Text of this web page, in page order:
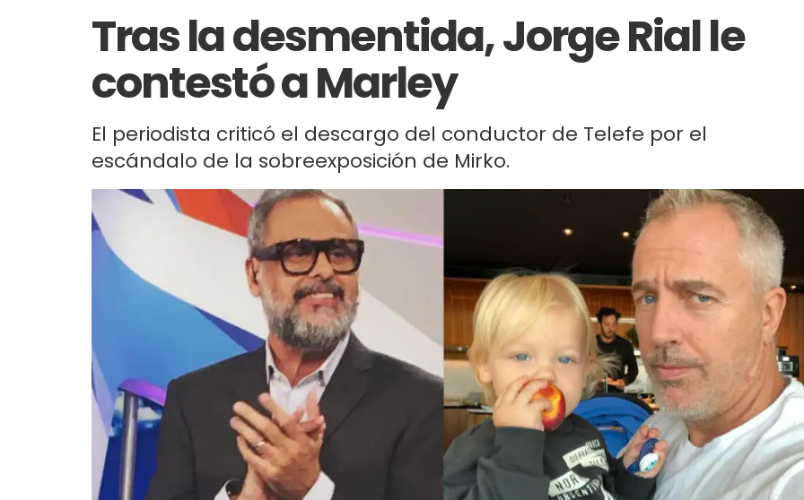
Tras la desmentida, Jorge Rial le
contestó a Marley
El periodista criticó el descargo del conductor de Telefe por el
escándalo de la sobreexposición de Mirko.